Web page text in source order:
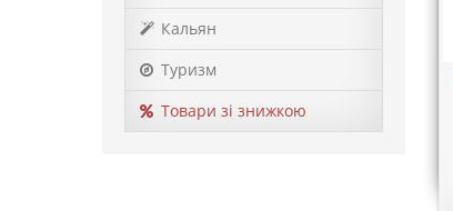
Кальян
Туризм
Товари зі знижкою
Фотоальбом подорожей на 200 фото
10х15
293 грн.